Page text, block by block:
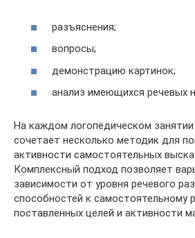
разъяснения;
вопросы;
демонстрацию картинок;
анализ имеющихся речевых
На каждом логопедическом занятии
сочетает несколько методик для
активности самостоятельных
Комплексный подход позволяет
зависимости от уровня речевого
способностей к самостоятельному
поставленных целей и активности